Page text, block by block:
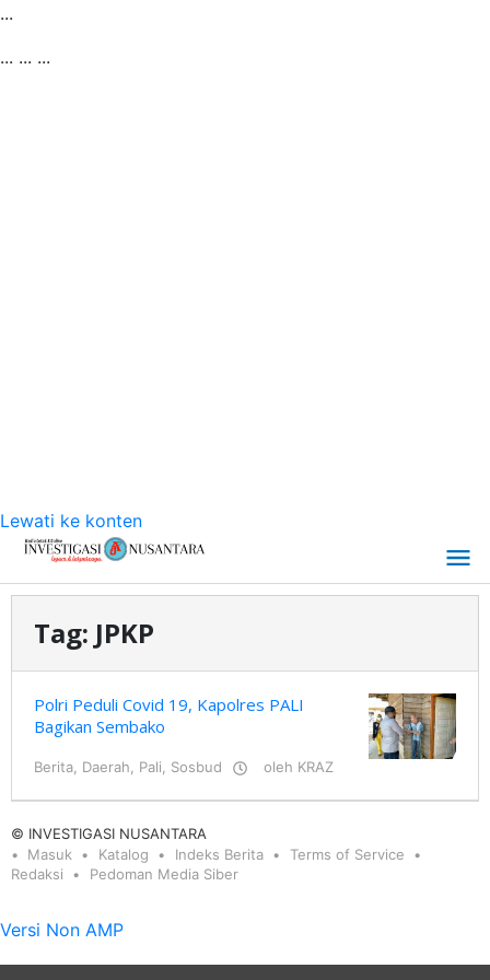
...
... ... ...
Lewati ke konten
Tag: JPKP
Polri Peduli Covid 19, Kapolres PALI
Bagikan Sembako
Berita Daerah Pali Sosbud oleh KRAZ
© INVESTIGASI NUSANTARA
Masuk
Katalog Indeks Berita
Terms of Service
Redaksi
Pedoman Media Siber
Versi Non AMP